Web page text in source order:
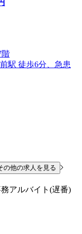
階
駅 徒歩6分、急患
の他の求人を見る
アルバイト(遅番)